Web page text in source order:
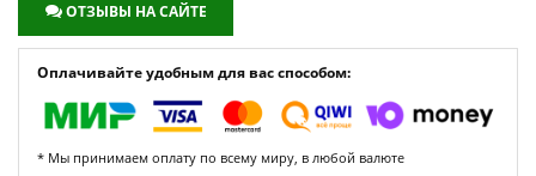
ОТЗЫВЫ НА САЙТЕ
Оплачивайте удобным для вас способом:
* Мы принимаем оплату по всему миру, в любой валюте